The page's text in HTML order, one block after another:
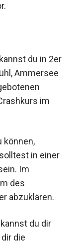
du in 2er
Ammersee
im
können,
in einer
Im
des
abzuklären.
du dir
die